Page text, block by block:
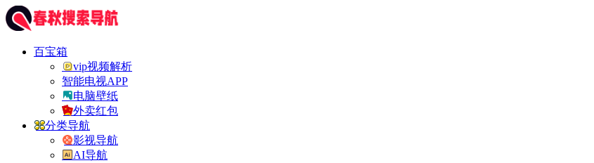
百宝箱
vip视频解析
智能电视APP
电脑壁纸
外卖红包
分类导航
影视导航
AI导航